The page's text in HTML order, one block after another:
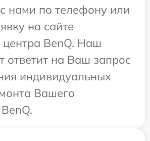
нами по телефону или
на сайте
центра BenQ. Наш
ответит на Ваш запрос
индивидуальных
Вашего